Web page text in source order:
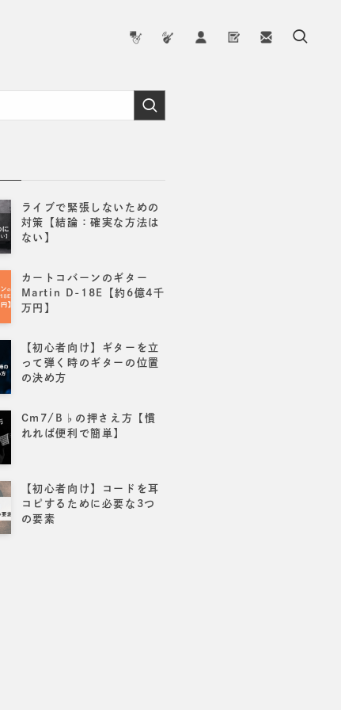
ライブで緊張しないための
対策【結論：確実な方法は
ない】
カートコバーンのギター
Martin D-18E【約6億4千
万円】
【初心者向け】ギターを立
って弾く時のギターの位置
の決め方
Cm7/B♭の押さえ方【慣
れれば便利で簡単】
【初心者向け】コードを耳
コピするために必要な3つ
の要素